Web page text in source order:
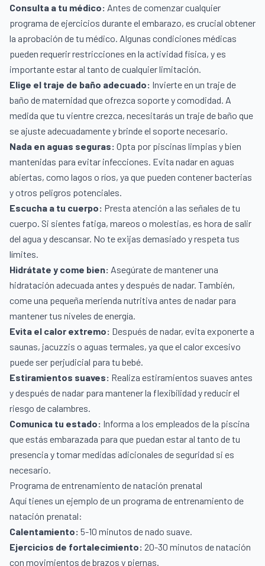
Consulta a tu médico: Antes de comenzar cualquier
programa de ejercicios durante el embarazo, es crucial obtener
la aprobación de tu médico. Algunas condiciones médicas
pueden requerir restricciones en la actividad física, y es
importante estar al tanto de cualquier limitación.
Elige el traje de baño adecuado: Invierte en un traje de
baño de maternidad que ofrezca soporte y comodidad. A
medida que tu vientre crezca, necesitarás un traje de baño que
se ajuste adecuadamente y brinde el soporte necesario.
Nada en aguas seguras: Opta por piscinas limpias y bien
mantenidas para evitar infecciones. Evita nadar en aguas
abiertas, como lagos o ríos, ya que pueden contener bacterias
y otros peligros potenciales.
Escucha a tu cuerpo: Presta atención a las señales de tu
cuerpo. Si sientes fatiga, mareos o molestias, es hora de salir
del agua y descansar. No te exijas demasiado y respeta tus
límites.
Hidrátate y come bien: Asegúrate de mantener una
hidratación adecuada antes y después de nadar. También,
come una pequeña merienda nutritiva antes de nadar para
mantener tus niveles de energía.
Evita el calor extremo: Después de nadar, evita exponerte a
saunas, jacuzzis o aguas termales, ya que el calor excesivo
puede ser perjudicial para tu bebé.
Estiramientos suaves: Realiza estiramientos suaves antes
y después de nadar para mantener la flexibilidad y reducir el
riesgo de calambres.
Comunica tu estado: Informa a los empleados de la piscina
que estás embarazada para que puedan estar al tanto de tu
presencia y tomar medidas adicionales de seguridad si es
necesario.
Programa de entrenamiento de natación prenatal
Aquí tienes un ejemplo de un programa de entrenamiento de
natación prenatal:
Calentamiento: 5-10 minutos de nado suave.
Ejercicios de fortalecimiento: 20-30 minutos de natación
con movimientos de brazos y piernas.